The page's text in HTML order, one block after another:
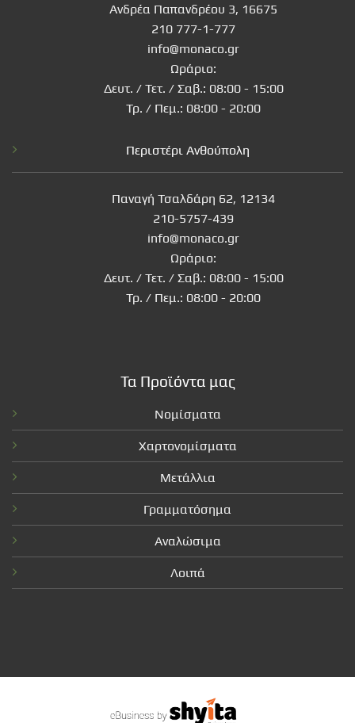
Ανδρέα Παπανδρέου 3, 16675
210 777-1-777
info@monaco.gr
Ωράριο:
Δευτ. / Τετ. / Σαβ.: 08:00 - 15:00
Τρ. / Πεμ.: 08:00 - 20:00
Περιστέρι Ανθούπολη
Παναγή Τσαλδάρη 62, 12134
210-5757-439
info@monaco.gr
Ωράριο:
Δευτ. / Τετ. / Σαβ.: 08:00 - 15:00
Τρ. / Πεμ.: 08:00 - 20:00
Τα Προϊόντα μας
Νομίσματα
Χαρτονομίσματα
Μετάλλια
Γραμματόσημα
Αναλώσιμα
Λοιπά